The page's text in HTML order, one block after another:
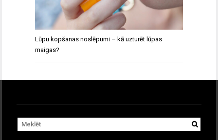
Lūpu kopšanas noslēpumi – kā uzturēt lūpas
maigas?